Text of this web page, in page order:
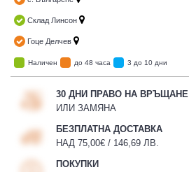
Склад Линсон
Гоце Делчев
Наличен до 48 часа 3 до 10 дни
30 ДНИ ПРАВО НА ВРЪЩАНЕ
ИЛИ ЗАМЯНА
БЕЗПЛАТНА ДОСТАВКА
НАД 75,00€ / 146,69 ЛВ.
ПОКУПКИ